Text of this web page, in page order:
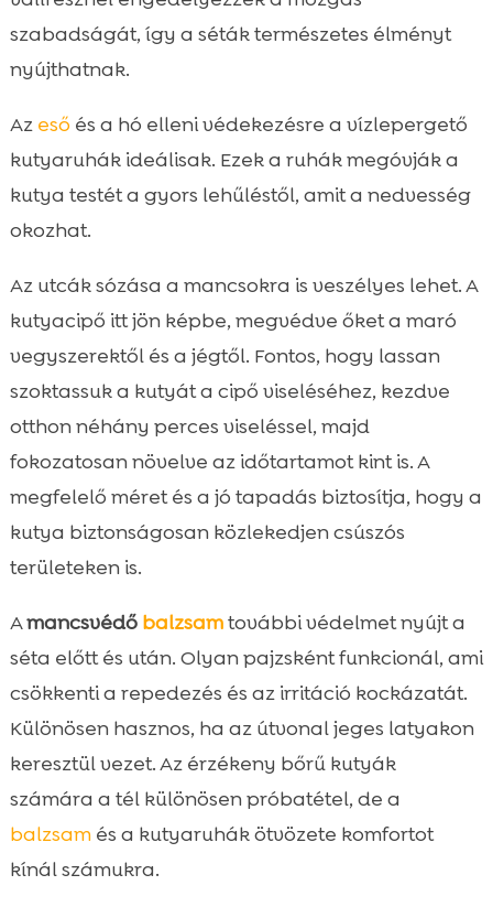
szabadságát, így a séták természetes élményt
nyújthatnak.
Az eső és a hó elleni védekezésre a vízlepergető
kutyaruhák ideálisak. Ezek a ruhák megóvják a
kutya testét a gyors lehűléstől, amit a nedvesség
okozhat.
Az utcák sózása a mancsokra is veszélyes lehet. A
kutyacipő itt jön képbe, megvédve őket a maró
vegyszerektől és a jégtől. Fontos, hogy lassan
szoktassuk a kutyát a cipő viseléséhez, kezdve
otthon néhány perces viseléssel, majd
fokozatosan növelve az időtartamot kint is. A
megfelelő méret és a jó tapadás biztosítja, hogy a
kutya biztonságosan közlekedjen csúszós
területeken is.
Amancsvédő balzsamtovábbi védelmet nyújt a
séta előtt és után. Olyan pajzsként funkcionál, ami
csökkenti a repedezés és az irritáció kockázatát.
Különösen hasznos, ha az útvonal jeges latyakon
keresztül vezet. Az érzékeny bőrű kutyák
számára a tél különösen próbatétel, de a
balzsamés a kutyaruhák ötvözete komfortot
kínál számukra.